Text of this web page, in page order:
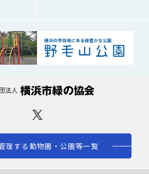
理する動物園・公園等一覧